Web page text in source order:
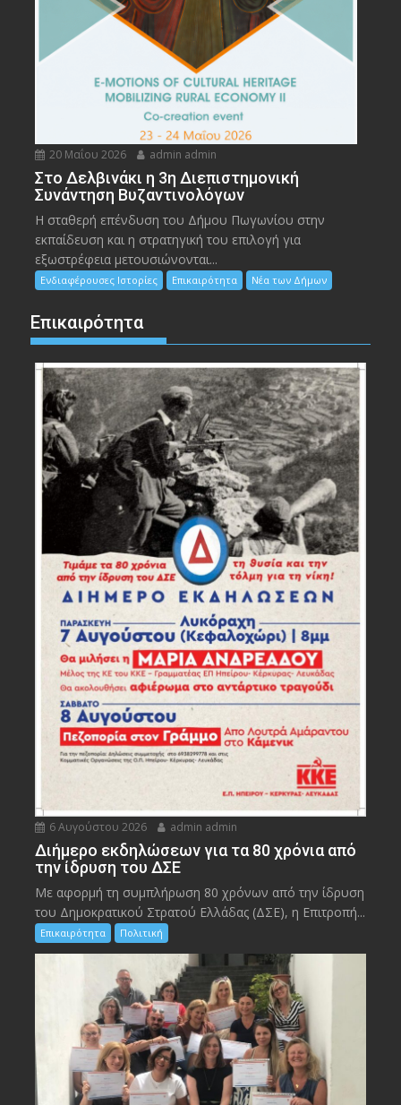
20 Μαΐου 2026 admin admin
Στο Δελβινάκι η 3η Διεπιστημονική
Συνάντηση Βυζαντινολόγων
Η σταθερή επένδυση του Δήμου Πωγωνίου στην
εκπαίδευση και η στρατηγική του επιλογή για
εξωστρέφεια μετουσιώνονται...
Ενδιαφέρουσες Ιστορίες Επικαιρότητα Νέα των Δήμων
Επικαιρότητα
6 Αυγούστου 2026 admin admin
Διήμερο εκδηλώσεων για τα 80 χρόνια από
την ίδρυση του ΔΣΕ
Με αφορμή τη συμπλήρωση 80 χρόνων από την ίδρυση
του Δημοκρατικού Στρατού Ελλάδας (ΔΣΕ), η Επιτροπή...
Επικαιρότητα Πολιτική